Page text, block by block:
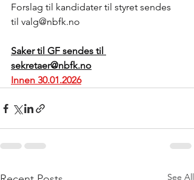
Forslag til kandidater til styret sendes
til valg@nbfk.no
Saker til GF sendes til
sekretaer@nbfk.no
Innen 30.01.2026
See All